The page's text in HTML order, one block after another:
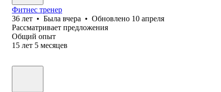
Фитнес тренер
36 лет • Была вчера • Обновлено 10 апреля
Рассматривает предложения
Общий опыт
15 лет 5 месяцев